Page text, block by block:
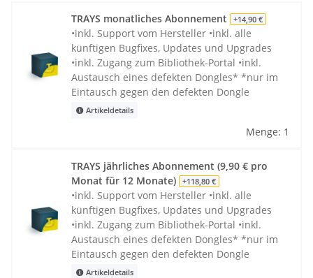
TRAYS monatliches Abonnement +14,90 €
•inkl. Support vom Hersteller •inkl. alle
künftigen Bugfixes, Updates und Upgrades
•inkl. Zugang zum Bibliothek-Portal •inkl.
Austausch eines defekten Dongles* *nur im
Eintausch gegen den defekten Dongle
Artikeldetails
Menge: 1
TRAYS jährliches Abonnement (9,90 € pro
Monat für 12 Monate)
+118,80 €
•inkl. Support vom Hersteller •inkl. alle
künftigen Bugfixes, Updates und Upgrades
•inkl. Zugang zum Bibliothek-Portal •inkl.
Austausch eines defekten Dongles* *nur im
Eintausch gegen den defekten Dongle
Artikeldetails